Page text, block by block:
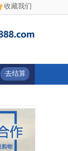
收藏我们
去结算